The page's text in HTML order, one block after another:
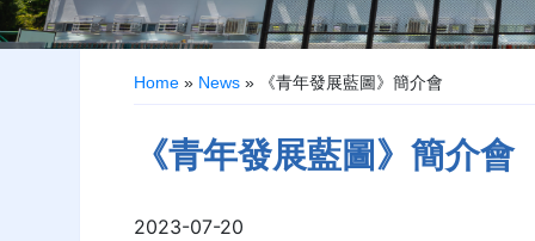
Home » News » 《青年發展藍圖》簡介會
《青年發展藍圖》簡介會
2023-07-20